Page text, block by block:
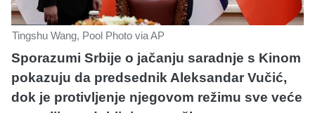
Tingshu Wang, Pool Photo via AP
Sporazumi Srbije o jačanju saradnje s Kinom
pokazuju da predsednik Aleksandar Vučić,
dok je protivljenje njegovom režimu sve veće